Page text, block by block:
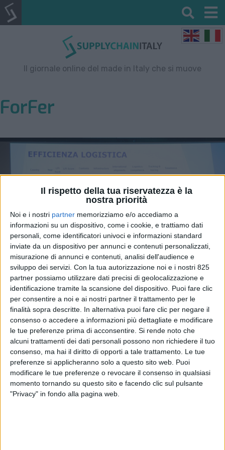
Il rispetto della tua riservatezza è la
nostra priorità
Noi e i nostri partner memorizziamo e/o accediamo a
informazioni su un dispositivo, come i cookie, e trattiamo dati
personali, come identificatori univoci e informazioni standard
inviate da un dispositivo per annunci e contenuti personalizzati,
misurazione di annunci e contenuti, analisi dell'audience e
sviluppo dei servizi. Con la tua autorizzazione noi e i nostri 825
partner possiamo utilizzare dati precisi di geolocalizzazione e
identificazione tramite la scansione del dispositivo. Puoi fare clic
per consentire a noi e ai nostri partner il trattamento per le
finalità sopra descritte. In alternativa puoi fare clic per negare il
consenso o accedere a informazioni più dettagliate e modificare
le tue preferenze prima di acconsentire. Si rende noto che
alcuni trattamenti dei dati personali possono non richiedere il tuo
consenso, ma hai il diritto di opporti a tale trattamento. Le tue
preferenze si applicheranno solo a questo sito web. Puoi
modificare le tue preferenze o revocare il consenso in qualsiasi
momento tornando su questo sito e facendo clic sul pulsante
"Privacy" in fondo alla pagina web.
Il giornale online del made in Italy che si muove
ForFer
La neonata Fermerci propone
un discussion paper per
una nuova ‘cura del ferro’
NOTIZIE E INTERVISTE IN EVIDENZA 28 LUGLIO 2022